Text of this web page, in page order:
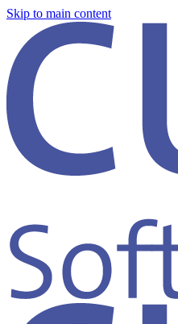
Skip to main content